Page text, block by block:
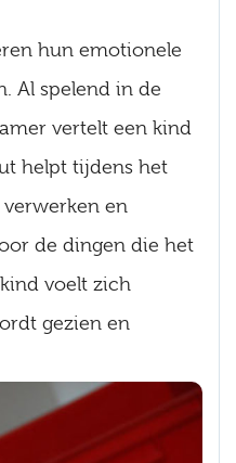
hun emotionele
Al spelend in de
vertelt een kind
helpt tijdens het
en
de dingen die het
voelt zich
gezien en